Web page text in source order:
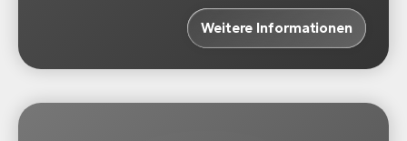
Weitere Informationen